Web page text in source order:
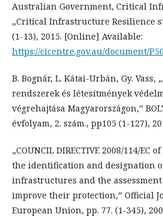
Australian Government, Critical
„Critical Infrastructure Resilience
(1-13), 2015. [Online] Available:
https://cicentre.gov.au/document/
B. Bognár, L. Kátai-Urbán, Gy. Vass,
rendszerek és létesítmények
végrehajtása Magyarországon,”
évfolyam, 2. szám., pp105 (1-127),
„COUNCIL DIRECTIVE 2008/114/EC
the identification and designation
infrastructures and the
improve their protection,” Official
European Union, pp. 77. (1-345),